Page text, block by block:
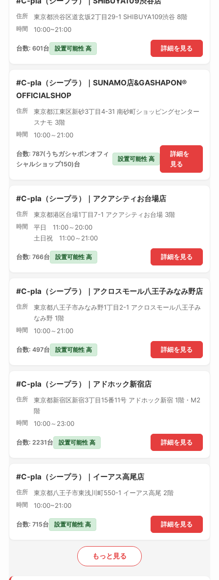
住所 東京都渋谷区道玄坂2丁目29-1 SHIBUYA109渋谷 8階
時間 10:00~21:00
詳細を見る
台数: 601台 設置可能性 高
#C-pla（シープラ）｜SUNAMO店&GASHAPON®
OFFICIALSHOP
住所
東京都江東区新砂3丁目4-31 南砂町ショッピングセンター
スナモ 3階
時間 10:00～21:00
詳細を
見る
台数: 787(うちガシャポンオフィ
シャルショップ150)台
設置可能性 高
#C-pla（シープラ）｜アクアシティお台場店
住所 東京都港区台場1丁目7-1 アクアシティお台場 3階
時間
平日 11:00～20:00
土日祝 11:00～21:00
詳細を見る
台数: 766台 設置可能性 高
#C-pla（シープラ）｜アクロスモール八王子みなみ野店
住所
東京都八王子市みなみ野1丁目2-1 アクロスモール八王子み
なみ野 1階
時間 10:00～21:00
詳細を見る
台数: 497台 設置可能性 高
#C-pla（シープラ）｜アドホック新宿店
住所
東京都新宿区新宿3丁目15番11号 アドホック新宿 1階・M2
階
時間 10:00～23:00
詳細を見る
台数: 2231台 設置可能性 高
#C-pla（シープラ）｜イーアス高尾店
住所 東京都八王子市東浅川町550-1 イーアス高尾 2階
時間 10:00~21:00
詳細を見る
台数: 715台 設置可能性 高
もっと見る